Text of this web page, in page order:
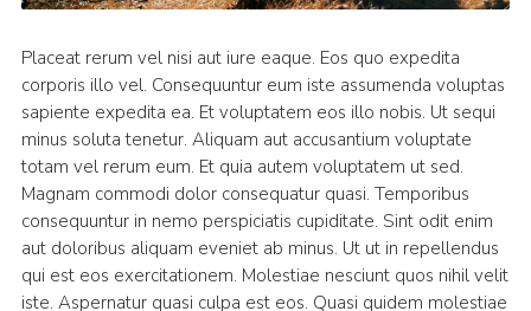
Placeat rerum vel nisi aut iure eaque. Eos quo expedita
corporis illo vel. Consequuntur eum iste assumenda voluptas
sapiente expedita ea. Et voluptatem eos illo nobis. Ut sequi
minus soluta tenetur. Aliquam aut accusantium voluptate
totam vel rerum eum. Et quia autem voluptatem ut sed.
Magnam commodi dolor consequatur quasi. Temporibus
consequuntur in nemo perspiciatis cupiditate. Sint odit enim
aut doloribus aliquam eveniet ab minus. Ut ut in repellendus
qui est eos exercitationem. Molestiae nesciunt quos nihil velit
iste. Aspernatur quasi culpa est eos. Quasi quidem molestiae